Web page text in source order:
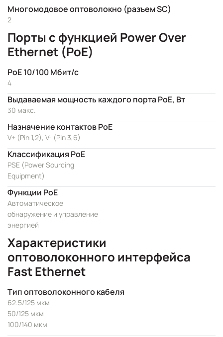
Многомодовое оптоволокно (разъем SC)
2
Порты с функцией Power Over
Ethernet (PoE)
PoE 10/100 Мбит/с
4
Выдаваемая мощность каждого порта PoE, Вт
30 макс.
Назначение контактов PoE
V+ (Pin 1,2), V- (Pin 3,6)
Классификация PoE
PSE (Power Sourcing
Equipment)
Функции PoE
Автоматическое
обнаружение и управление
энергией
Характеристики
оптоволоконного интерфейса
Fast Ethernet
Тип оптоволоконного кабеля
62.5/125 мкм
50/125 мкм
100/140 мкм